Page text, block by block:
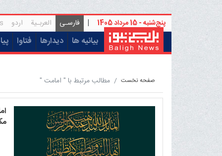
پنج‌شنبه - 15 مرداد 1405 | فارسـی العربـیة اردو
بیانیه ها دیدارها فتاوا
صفحه نخست مطالب مرتبط با " امامت "